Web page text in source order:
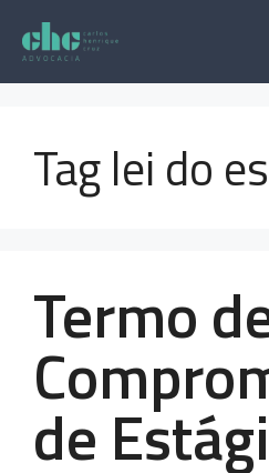
para
conteúdo
Tag lei do
Termo
de